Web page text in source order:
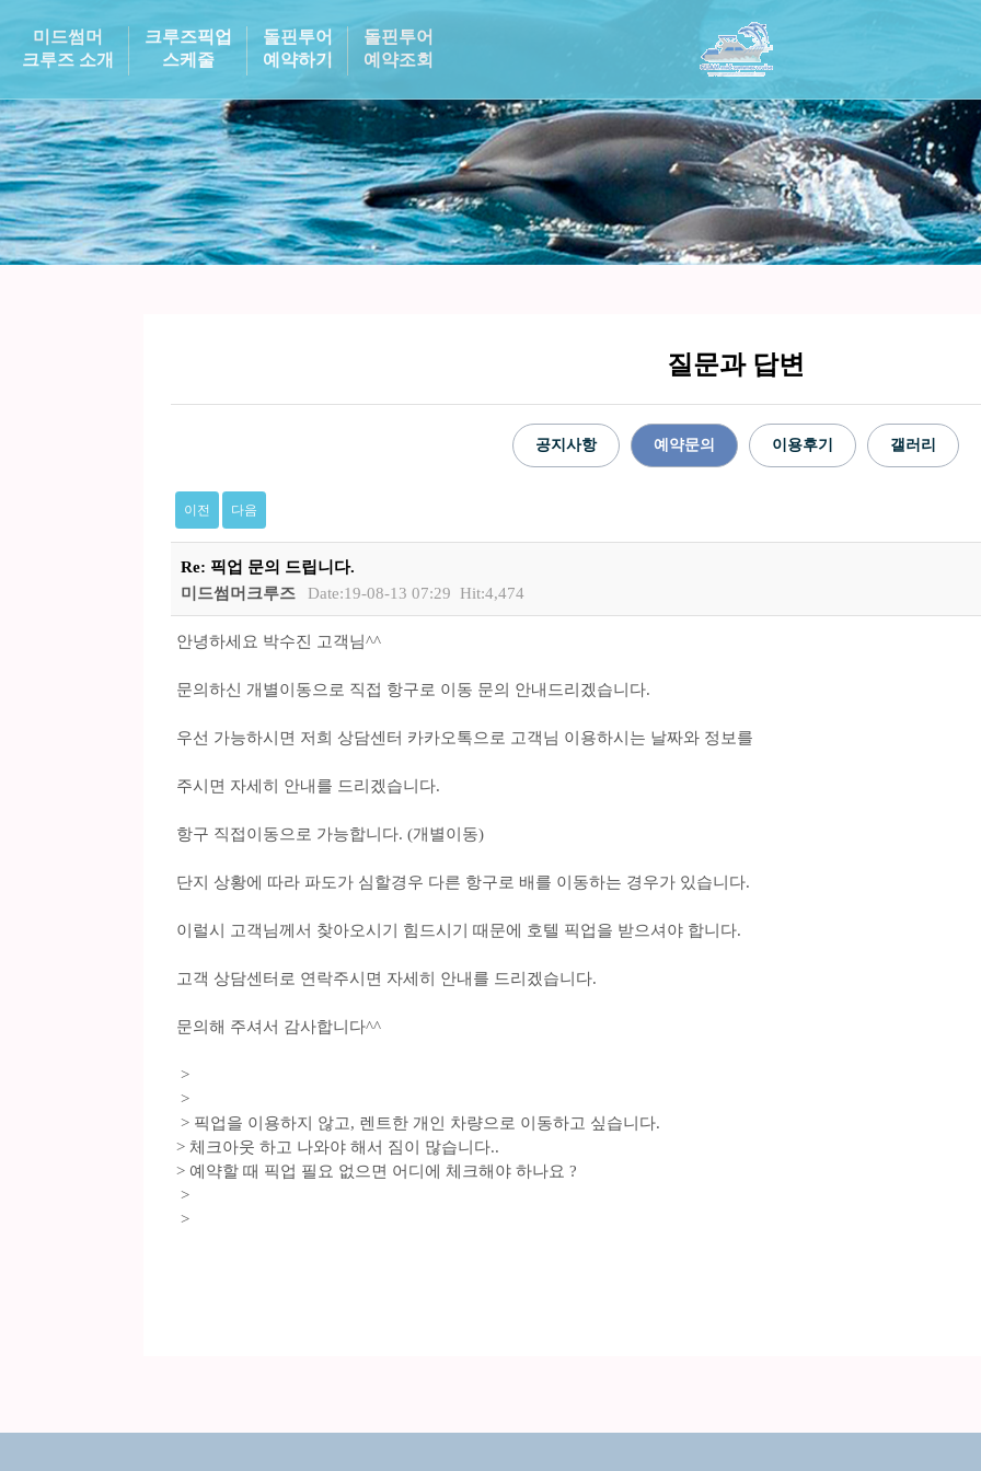
미드썸머
크루즈 소개
크루즈픽업
스케줄
돌핀투어
예약하기
돌핀투어
예약조회
질문과 답변
공지사항 예약문의 이용후기 갤러리
이전 다음
Re: 픽업 문의 드립니다.
미드썸머크루즈
Date:19-08-13 07:29 Hit:4,474
안녕하세요 박수진 고객님^^
문의하신 개별이동으로 직접 항구로 이동 문의 안내드리겠습니다.
우선 가능하시면 저희 상담센터 카카오톡으로 고객님 이용하시는 날짜와 정보를
주시면 자세히 안내를 드리겠습니다.
항구 직접이동으로 가능합니다. (개별이동)
단지 상황에 따라 파도가 심할경우 다른 항구로 배를 이동하는 경우가 있습니다.
이럴시 고객님께서 찾아오시기 힘드시기 때문에 호텔 픽업을 받으셔야 합니다.
고객 상담센터로 연락주시면 자세히 안내를 드리겠습니다.
문의해 주셔서 감사합니다^^
>
>
> 픽업을 이용하지 않고, 렌트한 개인 차량으로 이동하고 싶습니다.
> 체크아웃 하고 나와야 해서 짐이 많습니다..
> 예약할 때 픽업 필요 없으면 어디에 체크해야 하나요 ?
>
>